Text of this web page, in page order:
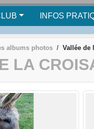
INFOS
albums photos Vallée de
LA